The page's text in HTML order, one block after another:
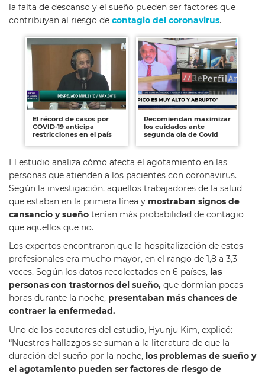
la falta de descanso y el sueño pueden ser factores que
contribuyan al riesgo de contagio del coronavirus.
El récord de casos por
COVID-19 anticipa
restricciones en el país
Recomiendan maximizar
los cuidados ante
segunda ola de Covid
El estudio analiza cómo afecta el agotamiento en las
personas que atienden a los pacientes con coronavirus.
Según la investigación, aquellos trabajadores de la salud
que estaban en la primera línea y mostraban signos de
cansancio y sueño tenían más probabilidad de contagio
que aquellos que no.
Los expertos encontraron que la hospitalización de estos
profesionales era mucho mayor, en el rango de 1,8 a 3,3
veces. Según los datos recolectados en 6 países, las
personas con trastornos del sueño, que dormían pocas
horas durante la noche, presentaban más chances de
contraer la enfermedad.
Uno de los coautores del estudio, Hyunju Kim, explicó:
“Nuestros hallazgos se suman a la literatura de que la
duración del sueño por la noche, los problemas de sueño y
el agotamiento pueden ser factores de riesgo de